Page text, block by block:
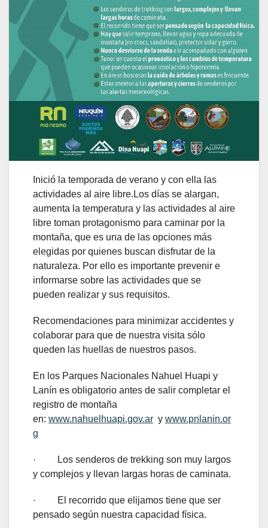
Inició la temporada de verano y con ella las
actividades al aire libre.Los días se alargan,
aumenta la temperatura y las actividades al aire
libre toman protagonismo para caminar por la
montaña, que es una de las opciones más
elegidas por quienes buscan disfrutar de la
naturaleza. Por ello es importante prevenir e
informarse sobre las actividades que se
pueden realizar y sus requisitos.
Recomendaciones para minimizar accidentes y
colaborar para que de nuestra visita sólo
queden las huellas de nuestros pasos.
En los Parques Nacionales Nahuel Huapi y
Lanín es obligatorio antes de salir completar el
registro de montaña
en: www.nahuelhuapi.gov.ar y www.pnlanin.or
g
· Los senderos de trekking son muy largos
y complejos y llevan largas horas de caminata.
· El recorrido que elijamos tiene que ser
pensado según nuestra capacidad física.